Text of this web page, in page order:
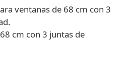
ventanas de 68 cm con 3
cm con 3 juntas de